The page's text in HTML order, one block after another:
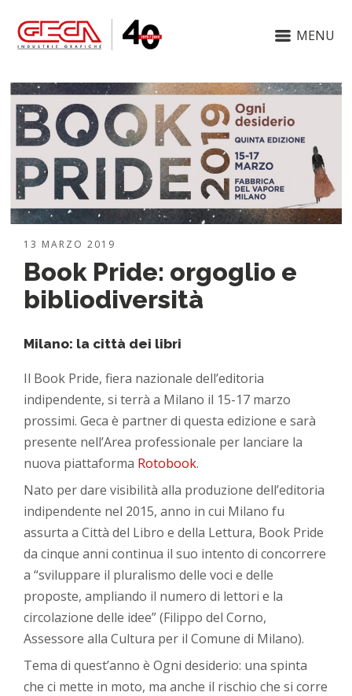
MENU
13 MARZO 2019
Book Pride: orgoglio e
bibliodiversità
Milano: la città dei libri
Il Book Pride, fiera nazionale dell’editoria
indipendente, si terrà a Milano il 15-17 marzo
prossimi. Geca è partner di questa edizione e sarà
presente nell’Area professionale per lanciare la
nuova piattaforma Rotobook.
Nato per dare visibilità alla produzione dell’editoria
indipendente nel 2015, anno in cui Milano fu
assurta a Città del Libro e della Lettura, Book Pride
da cinque anni continua il suo intento di concorrere
a “sviluppare il pluralismo delle voci e delle
proposte, ampliando il numero di lettori e la
circolazione delle idee” (Filippo del Corno,
Assessore alla Cultura per il Comune di Milano).
Tema di quest’anno è Ogni desiderio: una spinta
che ci mette in moto, ma anche il rischio che si corre